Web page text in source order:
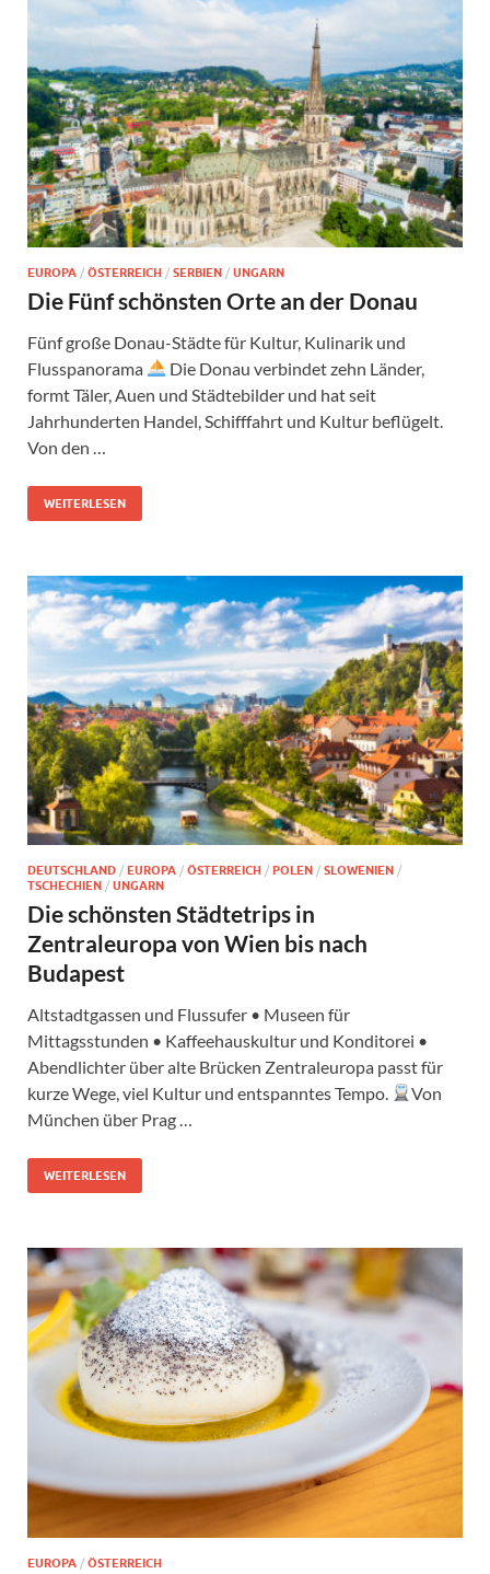
EUROPA / ÖSTERREICH / SERBIEN / UNGARN
Die Fünf schönsten Orte an der Donau
Fünf große Donau-Städte für Kultur, Kulinarik und
Flusspanorama
Die Donau verbindet zehn Länder,
formt Täler, Auen und Städtebilder und hat seit
Jahrhunderten Handel, Schifffahrt und Kultur beflügelt.
Von den …
WEITERLESEN
DEUTSCHLAND / EUROPA / ÖSTERREICH / POLEN / SLOWENIEN /
TSCHECHIEN / UNGARN
Die schönsten Städtetrips in
Zentraleuropa von Wien bis nach
Budapest
Altstadtgassen und Flussufer • Museen für
Mittagsstunden • Kaffeehauskultur und Konditorei •
Abendlichter über alte Brücken Zentraleuropa passt für
kurze Wege, viel Kultur und entspanntes Tempo.
Von
München über Prag …
WEITERLESEN
EUROPA / ÖSTERREICH